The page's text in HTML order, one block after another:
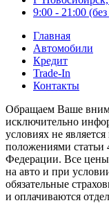
9:00 - 21:00
Главная
Автомобили
Кредит
Trade-In
Контакты
Обращаем Ваше
исключительно
условиях не
положениями статьи
Федерации. Все
на авто и при
обязательные
и оплачиваются